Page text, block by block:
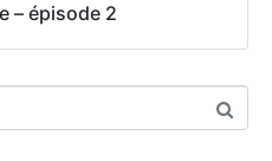
– épisode 2